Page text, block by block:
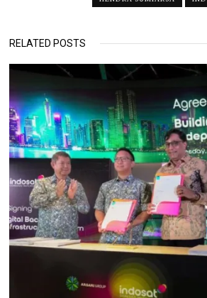
RELATED POSTS